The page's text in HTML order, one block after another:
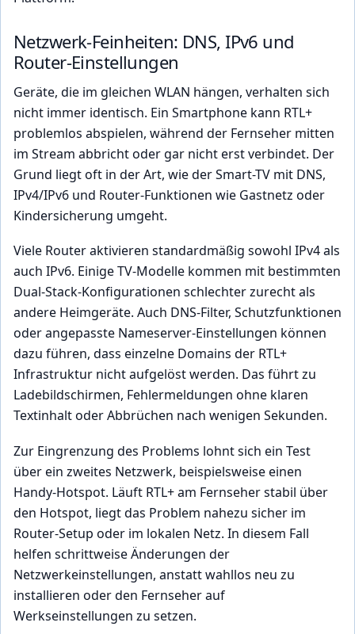
Netzwerk-Feinheiten: DNS, IPv6 und
Router-Einstellungen
Geräte, die im gleichen WLAN hängen, verhalten sich
nicht immer identisch. Ein Smartphone kann RTL+
problemlos abspielen, während der Fernseher mitten
im Stream abbricht oder gar nicht erst verbindet. Der
Grund liegt oft in der Art, wie der Smart-TV mit DNS,
IPv4/IPv6 und Router-Funktionen wie Gastnetz oder
Kindersicherung umgeht.
Viele Router aktivieren standardmäßig sowohl IPv4 als
auch IPv6. Einige TV-Modelle kommen mit bestimmten
Dual-Stack-Konfigurationen schlechter zurecht als
andere Heimgeräte. Auch DNS-Filter, Schutzfunktionen
oder angepasste Nameserver-Einstellungen können
dazu führen, dass einzelne Domains der RTL+
Infrastruktur nicht aufgelöst werden. Das führt zu
Ladebildschirmen, Fehlermeldungen ohne klaren
Textinhalt oder Abbrüchen nach wenigen Sekunden.
Zur Eingrenzung des Problems lohnt sich ein Test
über ein zweites Netzwerk, beispielsweise einen
Handy-Hotspot. Läuft RTL+ am Fernseher stabil über
den Hotspot, liegt das Problem nahezu sicher im
Router-Setup oder im lokalen Netz. In diesem Fall
helfen schrittweise Änderungen der
Netzwerkeinstellungen, anstatt wahllos neu zu
installieren oder den Fernseher auf
Werkseinstellungen zu setzen.